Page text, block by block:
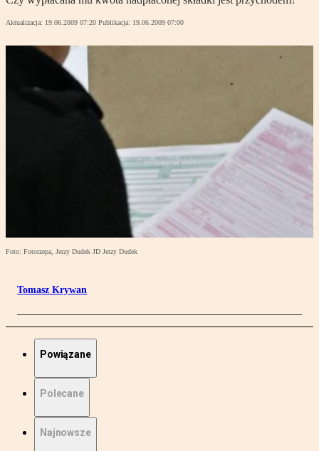
Aktualizacja: 19.06.2009 07:20 Publikacja: 19.06.2009 07:00
Foto: Fotorzepa, Jerzy Dudek JD Jerzy Dudek
Tomasz Krywan
Powiązane
Polecane
Najnowsze